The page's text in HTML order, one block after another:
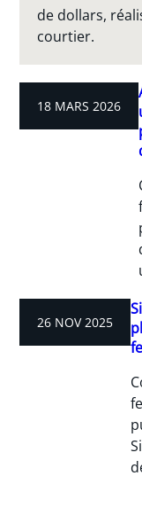
de dollars,
courtier.
18 MARS 2026
26 NOV 2025